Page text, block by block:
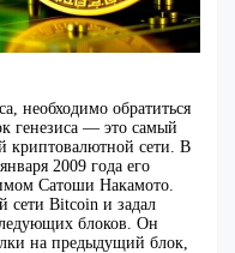
необходимо обратиться
генезиса — это самый
криптовалютной сети. В
2009 года его
Сатоши Накамото.
сети Bitcoin и задал
блоков. Он
на предыдущий блок,